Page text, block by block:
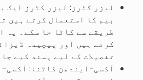
لیزر کٹرز: لیزر کٹرز ایک
بیم کا استعمال کرتے ہیں
طریقے سے کاٹا جا سکے۔ یہ
کرتے ہیں اور پیچیدہ
تفصیلات کے لیے پسند کیے
آکسی-ایندھن کاٹنا: آکسی-